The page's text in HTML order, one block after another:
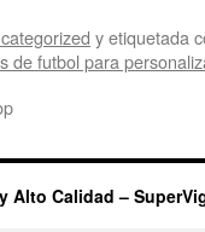
y etiquetada
de futbol para
Alto Calidad –